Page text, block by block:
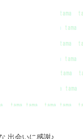
出会いに感謝♪.